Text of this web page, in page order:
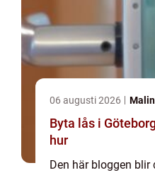
06 augusti 2026
Byta lås i
hur
Den här bloggen